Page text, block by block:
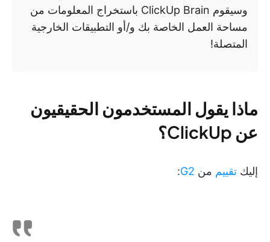
وسيقوم ClickUp Brain باستخراج المعلومات من
مساحة العمل الخاصة بك و/أو التطبيقات الخارجية
المتصلة!
ماذا يقول المستخدمون الحقيقيون
عن ClickUp؟
إليك تقييم من G2
: